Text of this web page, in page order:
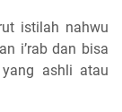
i’rab dan bisa
ashli atau